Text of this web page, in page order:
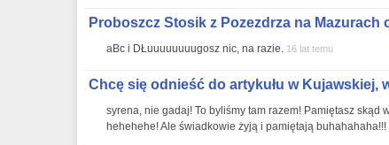
Proboszcz Stosik z Pozezdrza na Mazurach
aBc i DŁuuuuuuuugosz nic, na razie. 16 lat temu
Chcę się odnieść do artykułu w Kujawskiej,
syrena, nie gadaj! To byliśmy tam razem! Pamiętasz skąd
hehehehe! Ale świadkowie żyją i pamiętają buhahahaha!!!